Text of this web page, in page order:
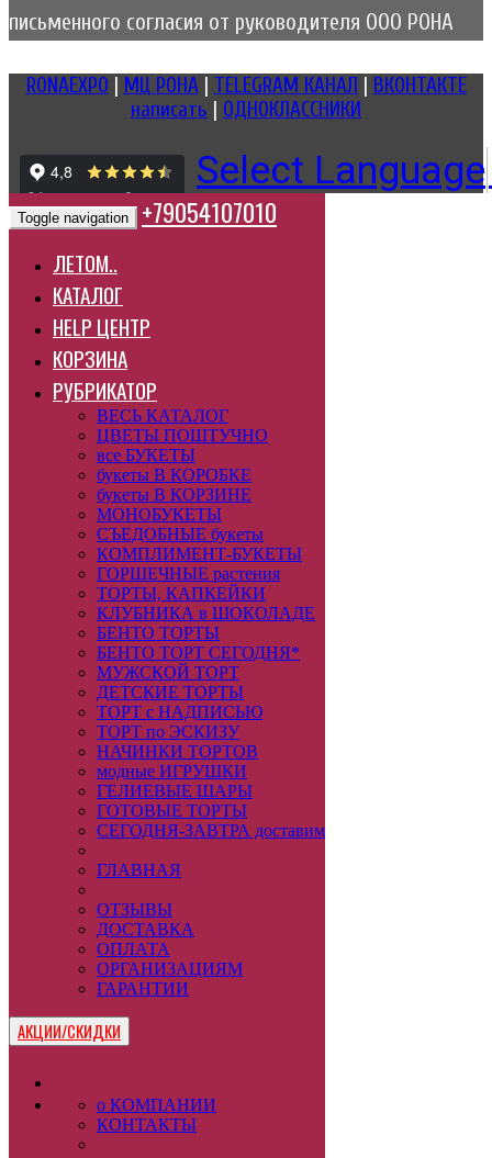
письменного согласия от руководителя ООО РОНА
RONAEXPO МЦ РОНА| TELEGRAM КАНАЛ
ВКОНТАКТЕ
написать
ОДНОКЛАССНИКИ
Select Language
Toggle navigation +79054107010
ЛЕТОМ..
КАТАЛОГ
HELP ЦЕНТР
КОРЗИНА
РУБРИКАТОР
ВЕСЬ КАТАЛОГ
ЦВЕТЫ ПОШТУЧНО
все БУКЕТЫ
букеты В КОРОБКЕ
букеты В КОРЗИНЕ
МОНОБУКЕТЫ
СЪЕДОБНЫЕ букеты
КОМПЛИМЕНТ-БУКЕТЫ
ГОРШЕЧНЫЕ растения
ТОРТЫ, КАПКЕЙКИ
КЛУБНИКА в ШОКОЛАДЕ
БЕНТО ТОРТЫ
БЕНТО ТОРТ СЕГОДНЯ*
МУЖСКОЙ ТОРТ
ДЕТСКИЕ ТОРТЫ
ТОРТ с НАДПИСЬЮ
ТОРТ по ЭСКИЗУ
НАЧИНКИ ТОРТОВ
модные ИГРУШКИ
ГЕЛИЕВЫЕ ШАРЫ
ГОТОВЫЕ ТОРТЫ
СЕГОДНЯ-ЗАВТРА доставим
ГЛАВНАЯ
ОТЗЫВЫ
ДОСТАВКА
ОПЛАТА
ОРГАНИЗАЦИЯМ
ГАРАНТИИ
АКЦИИ/СКИДКИ
о КОМПАНИИ
КОНТАКТЫ